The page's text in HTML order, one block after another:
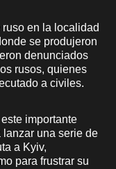
en la localidad
se produjeron
denunciados
rusos, quienes
a civiles.
importante
una serie de
a Kyiv,
para frustrar su